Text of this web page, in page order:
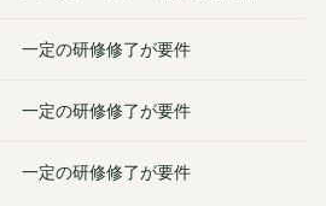
一定の研修修了が要件
一定の研修修了が要件
一定の研修修了が要件